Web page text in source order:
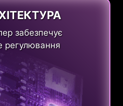
забезпечує
регулювання